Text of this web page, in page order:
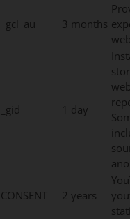
_gcl_au 3 months
_gid 1 day
CONSENT 2 years